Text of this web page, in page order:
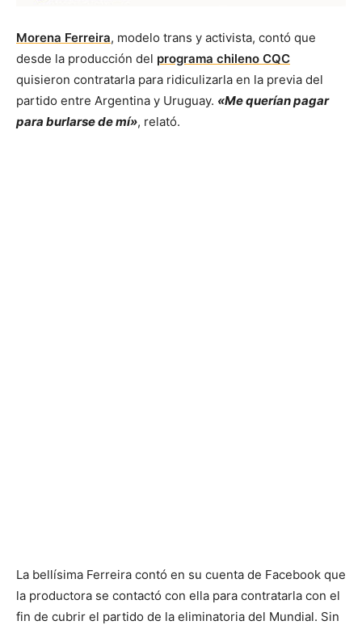
Morena Ferreira, modelo trans y activista, contó que
desde la producción del programa chileno CQC
quisieron contratarla para ridiculizarla en la previa del
partido entre Argentina y Uruguay. «Me querían pagar
para burlarse de mí», relató.
La bellísima Ferreira contó en su cuenta de Facebook que
la productora se contactó con ella para contratarla con el
fin de cubrir el partido de la eliminatoria del Mundial. Sin